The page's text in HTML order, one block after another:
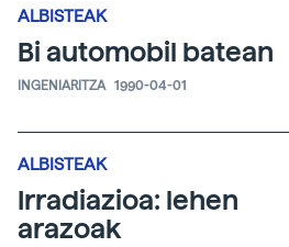
ALBISTEAK
Bi automobil batean
INGENIARITZA 1990-04-01
ALBISTEAK
Irradiazioa: lehen
arazoak